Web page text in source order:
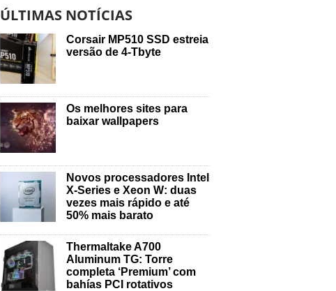
ÚLTIMAS NOTÍCIAS
Corsair MP510 SSD estreia
versão de 4-Tbyte
Os melhores sites para
baixar wallpapers
Novos processadores Intel
X-Series e Xeon W: duas
vezes mais rápido e até
50% mais barato
Thermaltake A700
Aluminum TG: Torre
completa ‘Premium’ com
bahías PCI rotativos